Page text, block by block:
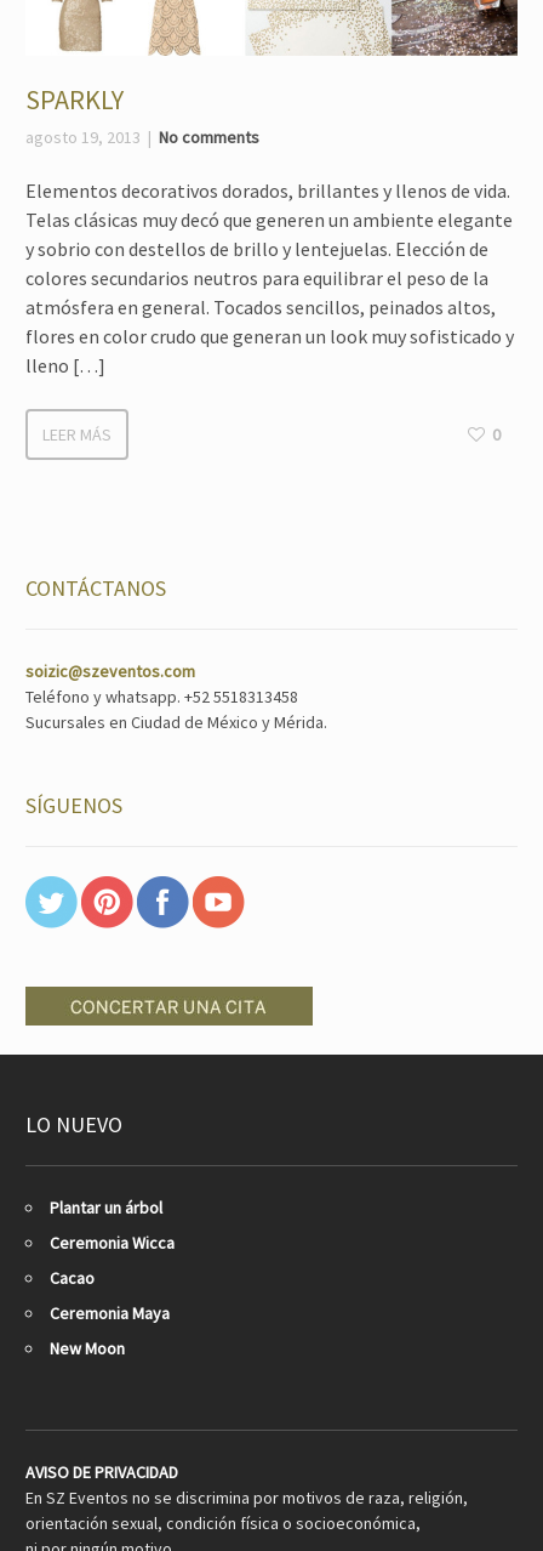
SPARKLY
agosto 19, 2013 No comments
Elementos decorativos dorados, brillantes y llenos de vida.
Telas clásicas muy decó que generen un ambiente elegante
y sobrio con destellos de brillo y lentejuelas. Elección de
colores secundarios neutros para equilibrar el peso de la
atmósfera en general. Tocados sencillos, peinados altos,
flores en color crudo que generan un look muy sofisticado y
lleno […]
LEER MÁS 0
CONTÁCTANOS
soizic@szeventos.com
Teléfono y whatsapp. +52 5518313458
Sucursales en Ciudad de México y Mérida.
SÍGUENOS
LO NUEVO
Plantar un árbol
Ceremonia Wicca
Cacao
Ceremonia Maya
New Moon
AVISO DE PRIVACIDAD
En SZ Eventos no se discrimina por motivos de raza, religión,
orientación sexual, condición física o socioeconómica,